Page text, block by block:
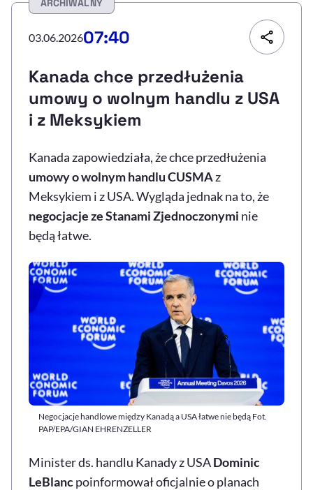
Sprawdź, jak i dlaczego zwiększamy dostępność , otwiera się w nowym
, otwiera się w
ARCHIWALNY
03.06.202607:40
Kanada chce przedłużenia
umowy o wolnym handlu z USA
i z Meksykiem
Kanada zapowiedziała, że chce przedłużenia
umowy o wolnym handlu CUSMAz
Meksykiem i z USA. Wygląda jednak na to, że
negocjacje ze Stanami Zjednoczonymi nie
będą łatwe.
Negocjacje handlowe między Kanadą a USA łatwe nie będą Fot.
PAP/EPA/GIAN EHRENZELLER
Minister ds. handlu Kanady z USADominic
LeBlancpoinformował oficjalnie o planach